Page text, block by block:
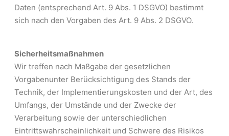
Daten (entsprechend Art. 9 Abs. 1 DSGVO) bestimmt
sich nach den Vorgaben des Art. 9 Abs. 2 DSGVO.
Sicherheitsmaßnahmen
Wir treffen nach Maßgabe der gesetzlichen
Vorgabenunter Berücksichtigung des Stands der
Technik, der Implementierungskosten und der Art, des
Umfangs, der Umstände und der Zwecke der
Verarbeitung sowie der unterschiedlichen
Eintrittswahrscheinlichkeit und Schwere des Risikos